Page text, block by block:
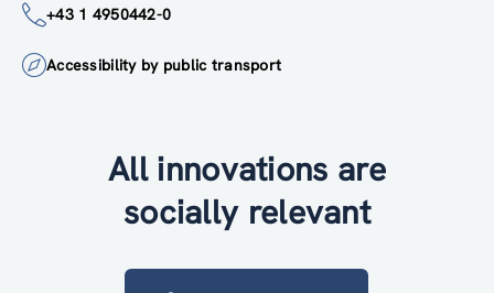
+43 1 4950442-0
Accessibility by public transport
All innovations are
socially relevant